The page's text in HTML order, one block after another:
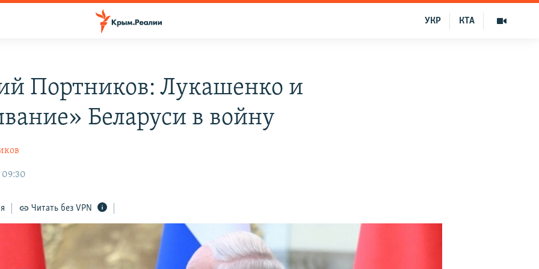
КТА
УКР
Портников: Лукашенко и
Беларуси в войну
09:30
Читать без VPN